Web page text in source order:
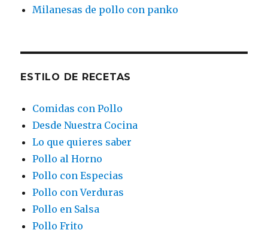
Milanesas de pollo con panko
ESTILO DE RECETAS
Comidas con Pollo
Desde Nuestra Cocina
Lo que quieres saber
Pollo al Horno
Pollo con Especias
Pollo con Verduras
Pollo en Salsa
Pollo Frito